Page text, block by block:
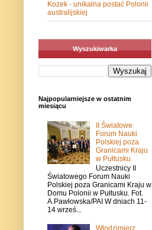
Kozek - unikalna postać Polonii
australijskiej
Wyszukiwarka
Najpopularniejsze w ostatnim
miesiącu
II Światowe
Forum Nauki
Polskiej poza
Granicami Kraju
w Pułtusku
Uczestnicy II
Światowego Forum Nauki
Polskiej poza Granicami Kraju w
Domu Polonii w Pułtusku. Fot.
A.Pawłowska/PAI W dniach 11-
14 wrześ...
Włodzimierz